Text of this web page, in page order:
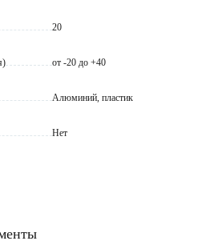
светильник будет зафиксирован в
20
от -20 до +40
Алюминий, пластик
Нет